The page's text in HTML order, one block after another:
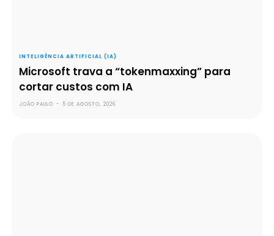
INTELIGÊNCIA ARTIFICIAL (IA)
Microsoft trava a “tokenmaxxing” para
cortar custos com IA
JOÃO PAULO - 5 DE AGOSTO, 2026